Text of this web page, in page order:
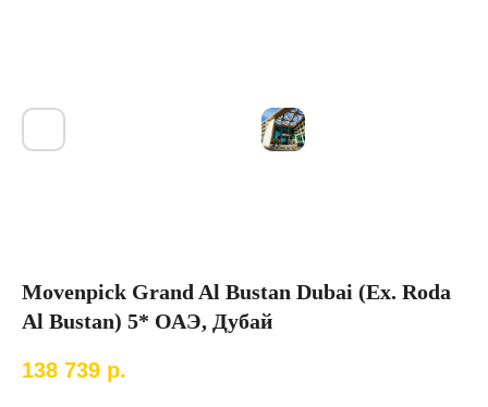
Movenpick Grand Al Bustan Dubai (Ex. Roda
Al Bustan) 5* ОАЭ, Дубай
138 739 р.